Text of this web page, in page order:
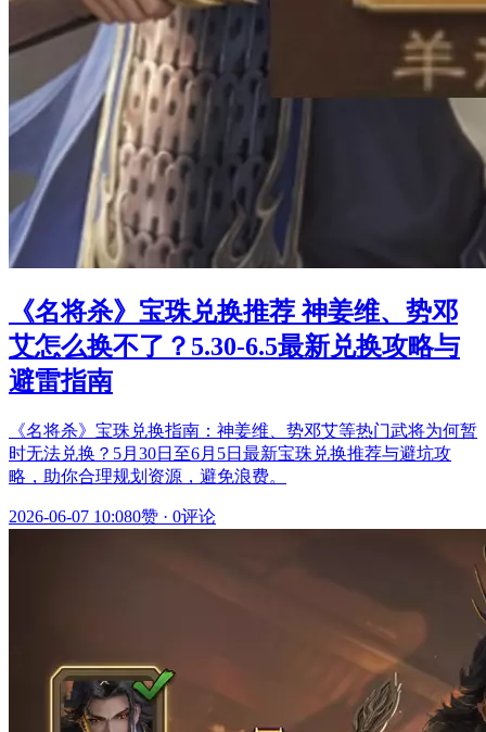
《名将杀》宝珠兑换推荐 神姜维、势邓
艾怎么换不了？5.30-6.5最新兑换攻略与
避雷指南
《名将杀》宝珠兑换指南：神姜维、势邓艾等热门武将为何暂
时无法兑换？5月30日至6月5日最新宝珠兑换推荐与避坑攻
略，助你合理规划资源，避免浪费。
2026-06-07 10:080赞 · 0评论